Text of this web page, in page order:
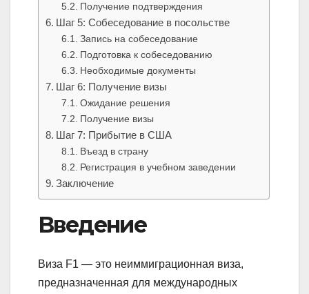
Получение подтверждения
Шаг 5: Собеседование в посольстве
Запись на собеседование
Подготовка к собеседованию
Необходимые документы
Шаг 6: Получение визы
Ожидание решения
Получение визы
Шаг 7: Прибытие в США
Въезд в страну
Регистрация в учебном заведении
Заключение
Введение
Виза F1 — это неиммиграционная виза,
предназначенная для международных